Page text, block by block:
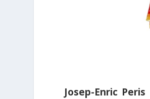
Josep-Enric Peris